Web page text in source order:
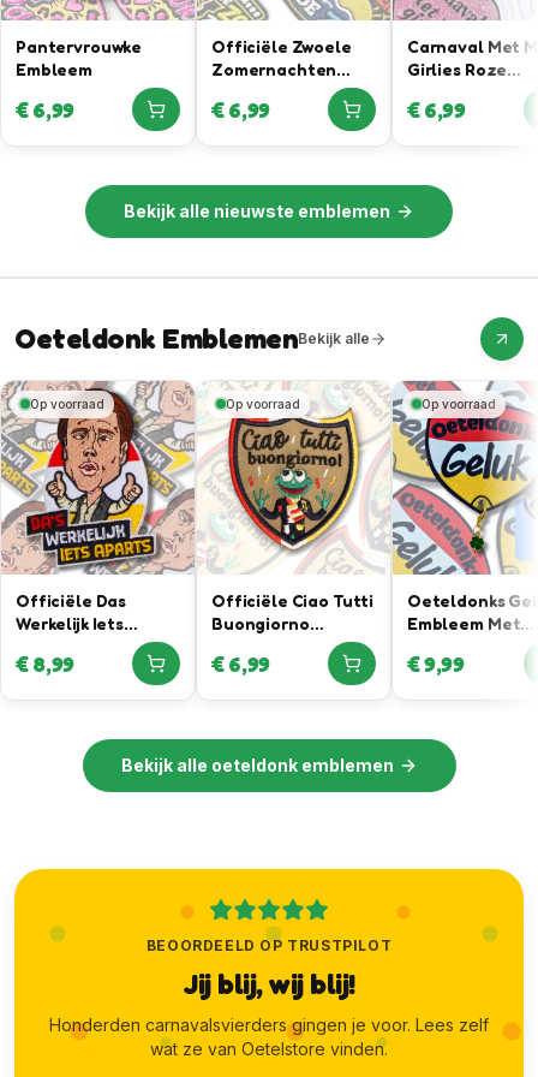
Pantervrouwke
Embleem
€6,99
Officiële Zwoele
Zomernachten
Samenwerking Met
€6,99
Carnaval Met
Girlies Roze
€6,99
Bekijk alle nieuwste emblemen
Oeteldonk EmblemenBekijk alle
Op voorraad
Officiële Das
Werkelijk Iets
Aparts Oeteldonk
Embleem in
samenwerking met
Automotive
€8,99
Op voorraad
Officiële Ciao Tutti
Buongiorno
samenwerking met
€6,99
Op voorraad
Oeteldonks
Embleem Met
Hanger
€9,99
Bekijk alle oeteldonk emblemen
BEOORDEELD OP TRUSTPILOT
Jij blij, wij blij!
Honderden carnavalsvierders gingen je voor. Lees zelf
wat ze van Oetelstore vinden.